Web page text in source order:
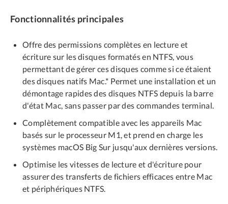
Fonctionnalités principales
Offre des permissions complètes en lecture et
écriture sur les disques formatés en NTFS, vous
permettant de gérer ces disques comme si ce étaient
des disques natifs Mac.* Permet une installation et un
démontage rapides des disques NTFS depuis la barre
d'état Mac, sans passer par des commandes terminal.
Complètement compatible avec les appareils Mac
basés sur le processeur M1, et prend en charge les
systèmes macOS Big Sur jusqu'aux dernières versions.
Optimise les vitesses de lecture et d'écriture pour
assurer des transferts de fichiers efficaces entre Mac
et périphériques NTFS.